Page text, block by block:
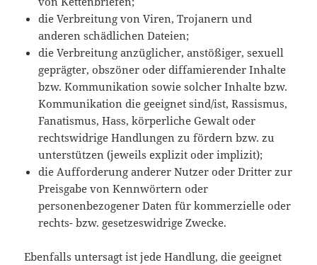
die Verbreitung von Viren, Trojanern und
anderen schädlichen Dateien;
die Verbreitung anzüglicher, anstößiger, sexuell
geprägter, obszöner oder diffamierender Inhalte
bzw. Kommunikation sowie solcher Inhalte bzw.
Kommunikation die geeignet sind/ist, Rassismus,
Fanatismus, Hass, körperliche Gewalt oder
rechtswidrige Handlungen zu fördern bzw. zu
unterstützen (jeweils explizit oder implizit);
die Aufforderung anderer Nutzer oder Dritter zur
Preisgabe von Kennwörtern oder
personenbezogener Daten für kommerzielle oder
rechts- bzw. gesetzeswidrige Zwecke.
Ebenfalls untersagt ist jede Handlung, die geeignet